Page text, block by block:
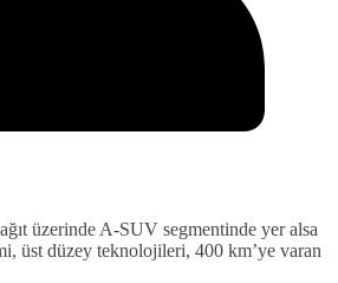
üzerinde A-SUV segmentinde yer alsa
üst düzey teknolojileri, 400 km’ye varan